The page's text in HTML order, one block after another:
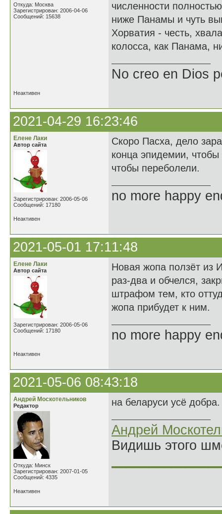
Откуда: Москва
Зарегистрирован: 2006-04-06
Сообщений: 15638
численности
ниже Панамы и чуть
Хорватия - честь,
колосса, как Панама,
No creo en Dios
Неактивен
2021-04-29 16:23:46
Елене Лаки
Автор сайта
Зарегистрирован: 2006-05-06
Сообщений: 17180
Скоро Пасха, дело
конца эпидемии,
чтобы переболели.
no more happy
Неактивен
2021-05-01 17:11:48
Елене Лаки
Автор сайта
Зарегистрирован: 2006-05-06
Сообщений: 17180
Новая жопа ползёт из
раз-два и обчелся,
штрафом тем, кто
жопа прибудет к ним.
no more happy
Неактивен
2021-05-06 08:43:18
Андрей Москотельников
Редактор
Откуда: Минск
Зарегистрирован: 2007-01-05
Сообщений: 4335
на беларуси усё
Андрей
Видишь этого
Неактивен